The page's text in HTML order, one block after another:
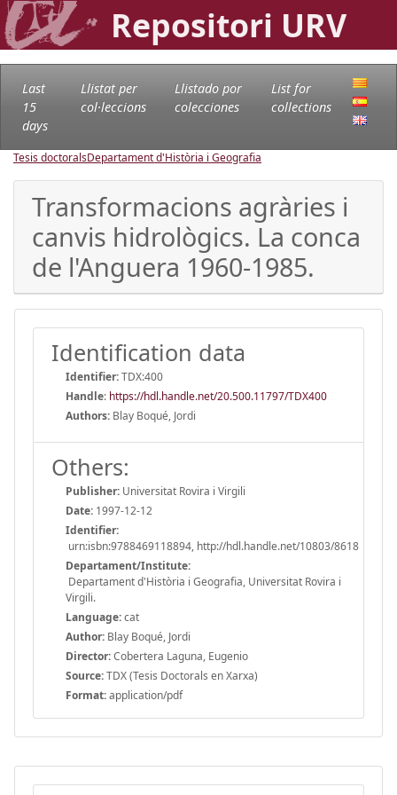
Repositori URV
Last
15
days
Llistat per
col·leccions
Llistado por
colecciones
List for
collections
Tesis doctoralsDepartament d'Història i Geografia
Transformacions agràries i
canvis hidrològics. La conca
de l'Anguera 1960-1985.
Identification data
Identifier:TDX:400
Handle: https://hdl.handle.net/20.500.11797/TDX400
Authors: Blay Boqué, Jordi
Others:
Publisher: Universitat Rovira i Virgili
Date: 1997-12-12
Identifier:
urn:isbn:9788469118894, http://hdl.handle.net/10803/8618
Departament/Institute:
Departament d'Història i Geografia, Universitat Rovira i
Virgili.
Language:cat
Author: Blay Boqué, Jordi
Director:Cobertera Laguna, Eugenio
Source:TDX (Tesis Doctorals en Xarxa)
Format:application/pdf